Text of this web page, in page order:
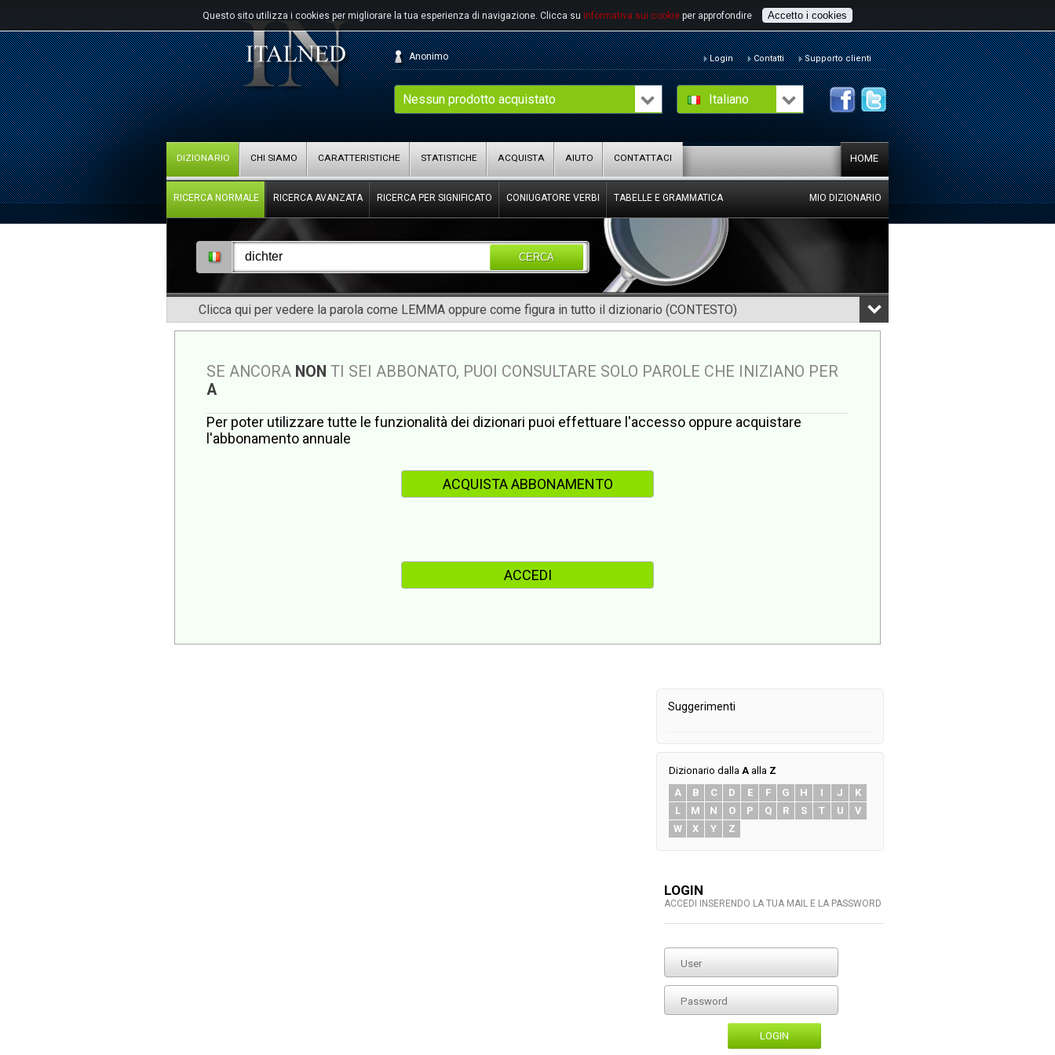
Questo sito utilizza i cookies per migliorare la tua esperienza di navigazione. Clicca su Informativa sui cookie per approfondire Accetto i cookies
Italiano
Nessun prodotto acquistato
Anonimo Login Contatti Supporto clienti
HOME
DIZIONARIO CHI SIAMO CARATTERISTICHE STATISTICHE ACQUISTA AIUTO CONTATTACI
RICERCA NORMALE RICERCA AVANZATA RICERCA PER SIGNIFICATO CONIUGATORE VERBI TABELLE E GRAMMATICA MIO DIZIONARIO
CERCA
Clicca qui per vedere la parola come LEMMA oppure come figura in tutto il dizionario (CONTESTO)
SE ANCORA NON TI SEI ABBONATO, PUOI CONSULTARE SOLO PAROLE CHE INIZIANO PER
A
Per poter utilizzare tutte le funzionalità dei dizionari puoi effettuare l'accesso oppure acquistare
l'abbonamento annuale
ACQUISTA ABBONAMENTO
ACCEDI
Suggerimenti
Dizionario dalla A alla Z
A
B C D E F G H I J
K
L
M N O P Q R S T U
V
W
X Y Z
LOGIN
ACCEDI INSERENDO LA TUA MAIL E LA PASSWORD
LOGIN